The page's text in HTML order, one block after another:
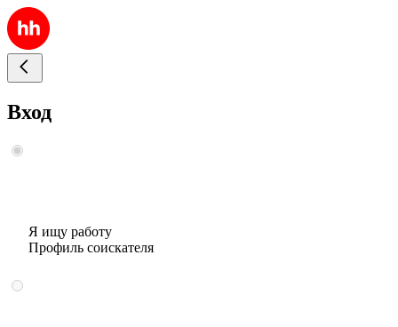
Вход
Я ищу работу
Профиль соискателя